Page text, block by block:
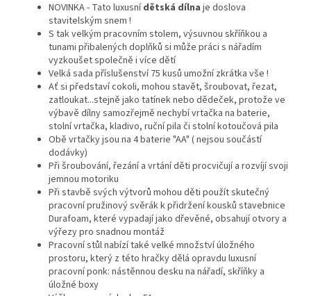
NOVINKA - Tato luxusní dětská dílna je doslova
stavitelským snem !
S tak velkým pracovním stolem, výsuvnou skříňkou a
tunami přibalených doplňků si může práci s nářadím
vyzkoušet společně i více dětí
Velká sada příslušenství 75 kusů umožní zkrátka vše !
Ať si představí cokoli, mohou stavět, šroubovat, řezat,
zatloukat...stejně jako tatínek nebo dědeček, protože ve
výbavě dílny samozřejmě nechybí vrtačka na baterie,
stolní vrtačka, kladivo, ruční pila či stolní kotoučová pila
Obě vrtačky jsou na 4 baterie "AA" ( nejsou součástí
dodávky)
Při šroubování, řezání a vrtání děti procvičují a rozvíjí svoji
jemnou motoriku
Při stavbě svých výtvorů mohou děti použít skutečný
pracovní pružinový svěrák k přidržení kousků stavebnice
Durafoam, které vypadají jako dřevěné, obsahují otvory a
výřezy pro snadnou montáž
Pracovní stůl nabízí také velké množství úložného
prostoru, který z této hračky dělá opravdu luxusní
pracovní ponk: nástěnnou desku na nářadí, skříňky a
úložné boxy